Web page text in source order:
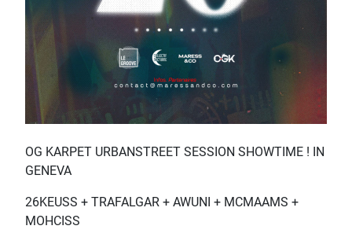
OG KARPET URBANSTREET SESSION SHOWTIME ! IN
GENEVA
26KEUSS + TRAFALGAR + AWUNI + MCMAAMS +
MOHCISS